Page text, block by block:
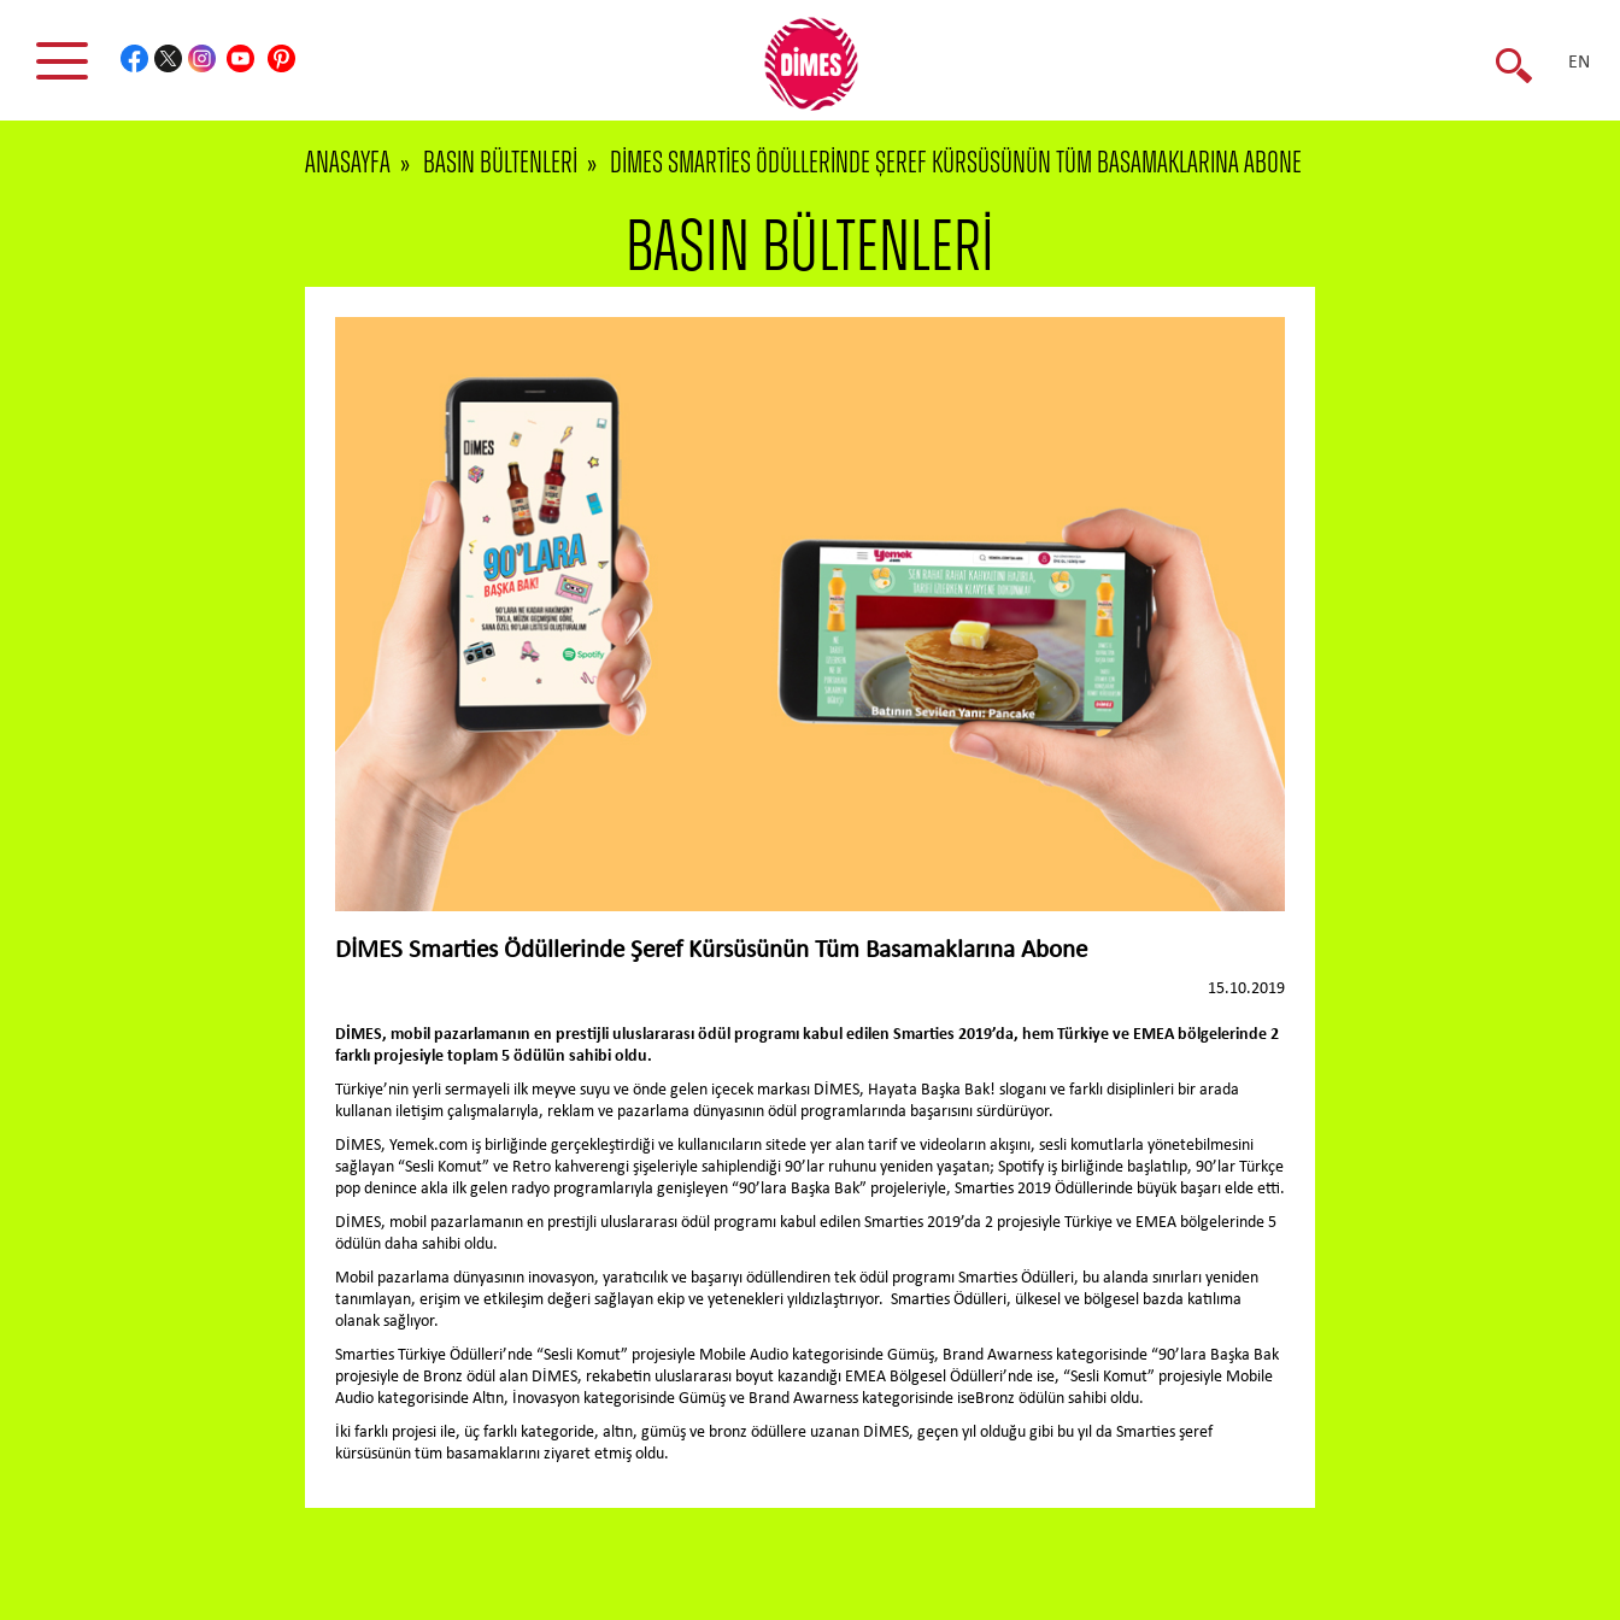
EN
ANASAYFA BASIN BÜLTENLERİ DİMES SMARTIES ÖDÜLLERINDE ŞEREF KÜRSÜSÜNÜN TÜM BASAMAKLARINA ABONE
BASIN BÜLTENLERİ
DİMES Smarties Ödüllerinde Şeref Kürsüsünün Tüm Basamaklarına Abone
15.10.2019
DİMES, mobil pazarlamanın en prestijli uluslararası ödül programı kabul edilen Smarties 2019’da, hem Türkiye ve EMEA bölgelerinde 2
farklı projesiyle toplam 5 ödülün sahibi oldu.
Türkiye’nin yerli sermayeli ilk meyve suyu ve önde gelen içecek markası DİMES, Hayata Başka Bak! sloganı ve farklı disiplinleri bir arada
kullanan iletişim çalışmalarıyla, reklam ve pazarlama dünyasının ödül programlarında başarısını sürdürüyor.
DİMES, Yemek.com iş birliğinde gerçekleştirdiği ve kullanıcıların sitede yer alan tarif ve videoların akışını, sesli komutlarla yönetebilmesini
sağlayan “Sesli Komut” ve Retro kahverengi şişeleriyle sahiplendiği 90’lar ruhunu yeniden yaşatan; Spotify iş birliğinde başlatılıp, 90’lar Türkçe
pop denince akla ilk gelen radyo programlarıyla genişleyen “90’lara Başka Bak” projeleriyle, Smarties 2019 Ödüllerinde büyük başarı elde etti.
DİMES, mobil pazarlamanın en prestijli uluslararası ödül programı kabul edilen Smarties 2019’da 2 projesiyle Türkiye ve EMEA bölgelerinde 5
ödülün daha sahibi oldu.
Mobil pazarlama dünyasının inovasyon, yaratıcılık ve başarıyı ödüllendiren tek ödül programı Smarties Ödülleri, bu alanda sınırları yeniden
tanımlayan, erişim ve etkileşim değeri sağlayan ekip ve yetenekleri yıldızlaştırıyor. Smarties Ödülleri, ülkesel ve bölgesel bazda katılıma
olanak sağlıyor.
Smarties Türkiye Ödülleri’nde “Sesli Komut” projesiyle Mobile Audio kategorisinde Gümüş, Brand Awarness kategorisinde “90’lara Başka Bak
projesiyle de Bronz ödül alan DİMES, rekabetin uluslararası boyut kazandığı EMEA Bölgesel Ödülleri’nde ise, “Sesli Komut” projesiyle Mobile
Audio kategorisinde Altın, İnovasyon kategorisinde Gümüş ve Brand Awarness kategorisinde iseBronz ödülün sahibi oldu.
İki farklı projesi ile, üç farklı kategoride, altın, gümüş ve bronz ödüllere uzanan DİMES, geçen yıl olduğu gibi bu yıl da Smarties şeref
kürsüsünün tüm basamaklarını ziyaret etmiş oldu.